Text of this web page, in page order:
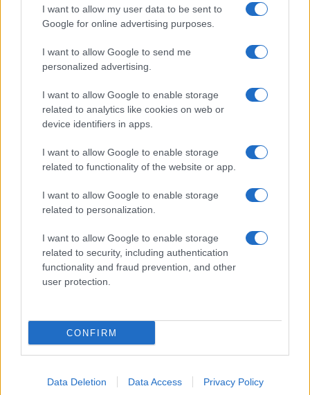
I want to allow my user data to be sent to
Google for online advertising purposes.
I want to allow Google to send me
personalized advertising.
I want to allow Google to enable storage
related to analytics like cookies on web or
device identifiers in apps.
I want to allow Google to enable storage
related to functionality of the website or app.
I want to allow Google to enable storage
related to personalization.
I want to allow Google to enable storage
related to security, including authentication
functionality and fraud prevention, and other
user protection.
CONFIRM
Data Deletion Data Access Privacy Policy
F
a
ce
b
o
k
T
w
it
te
r
Pi
n
te
re
st
W
h
at
s
A
p
p
S
h
re
Articolo precedente
Prossimo articolo
NOTIZIE RECENTI
Giorgia Meloni a La Maddalena, la vicesindaco:
“Orgoglio e discrezione per visita privata̶…
Incendio nella notte a Olbia, a fuoco due furgoni
vigili del fuoco a Rudalza
Maddalena, incendio a Monti d’à rena